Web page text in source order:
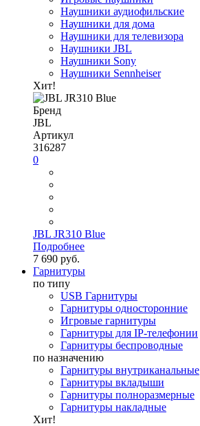
Наушники аудиофильские
Наушники для дома
Наушники для телевизора
Наушники JBL
Наушники Sony
Наушники Sennheiser
Хит!
Бренд
JBL
Артикул
316287
0
JBL JR310 Blue
Подробнее
7 690 руб.
Гарнитуры
по типу
USB Гарнитуры
Гарнитуры односторонние
Игровые гарнитуры
Гарнитуры для IP-телефонии
Гарнитуры беспроводные
по назначению
Гарнитуры внутриканальные
Гарнитуры вкладыши
Гарнитуры полноразмерные
Гарнитуры накладные
Хит!